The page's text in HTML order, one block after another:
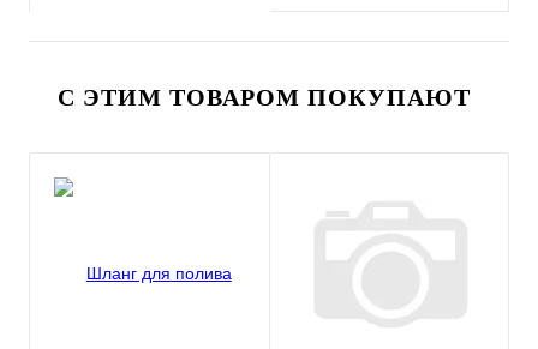
С ЭТИМ ТОВАРОМ ПОКУПАЮТ